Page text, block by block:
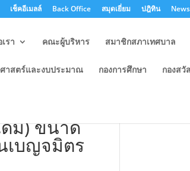
เช็คอีเมลล์ Back Office สมุดเยี่ยม ปฎิทิน
รา คณะผู้บริหาร สมาชิกสภาเทศบาล
าสตร์และงบประมาณ กองการศึกษา กองสวั
ม) ขนาด
เบญจมิตร